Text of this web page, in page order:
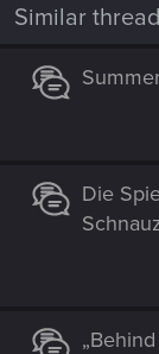
i
o
s
:
Similar
Die